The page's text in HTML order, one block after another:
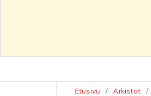
Etusivu / Arkistot /